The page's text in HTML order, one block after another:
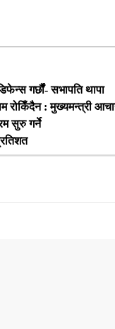
गर्छौं- सभापति थापा
: मुख्यमन्त्री
सुरु गर्ने